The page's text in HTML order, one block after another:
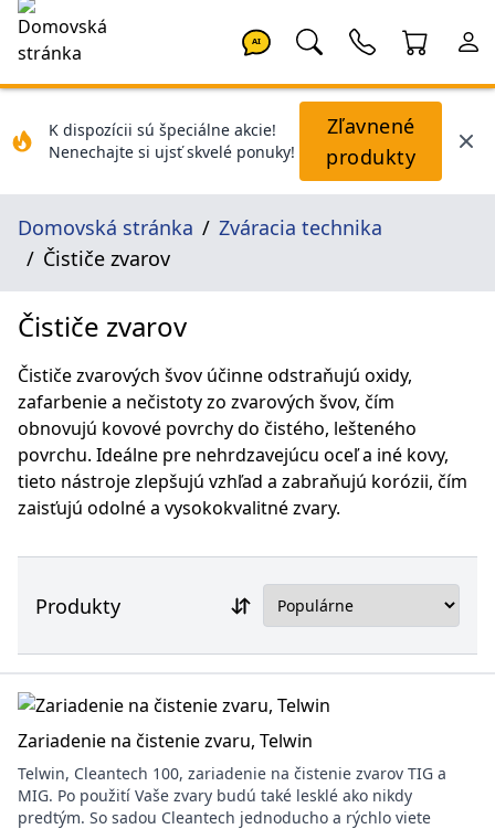
AI
K dispozícii sú špeciálne akcie!
Nenechajte si ujsť skvelé ponuky!
Zľavnené
produkty
Domovská stránka
Zváracia technika
Čističe zvarov
Čističe zvarov
Čističe zvarových švov účinne odstraňujú oxidy,
zafarbenie a nečistoty zo zvarových švov, čím
obnovujú kovové povrchy do čistého, lešteného
povrchu. Ideálne pre nehrdzavejúcu oceľ a iné kovy,
tieto nástroje zlepšujú vzhľad a zabraňujú korózii, čím
zaisťujú odolné a vysokokvalitné zvary.
Produkty
Zariadenie na čistenie zvaru, Telwin
Telwin, Cleantech 100, zariadenie na čistenie zvarov TIG a
MIG. Po použití Vaše zvary budú také lesklé ako nikdy
predtým. So sadou Cleantech jednoducho a rýchlo viete